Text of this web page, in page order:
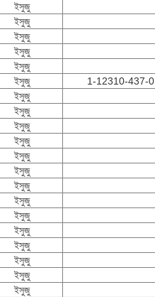
ইসুজু
ইসুজু
ইসুজু
ইসুজু
ইসুজু
ইসুজু
1-12310-437-0
ইসুজু
ইসুজু
ইসুজু
ইসুজু
ইসুজু
ইসুজু
ইসুজু
ইসুজু
ইসুজু
ইসুজু
ইসুজু
ইসুজু
ইসুজু
ইসুজু